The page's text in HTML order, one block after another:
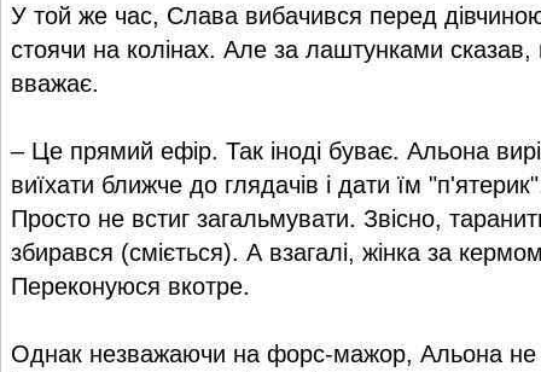
У той же час, Слава вибачився перед
стоячи на колінах. Але за лаштунками
вважає.
– Це прямий ефір. Так іноді буває. Альона
виїхати ближче до глядачів і дати їм
Просто не встиг загальмувати. Звісно,
збирався (сміється). А взагалі, жінка за
Переконуюся вкотре.
Однак незважаючи на форс-мажор, Альона не